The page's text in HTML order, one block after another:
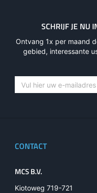
SCHRIJF JE NU
Ontvang 1x per maand
gebied, interessante
CONTACT
MCS B.V.
Kiotoweg 719-721